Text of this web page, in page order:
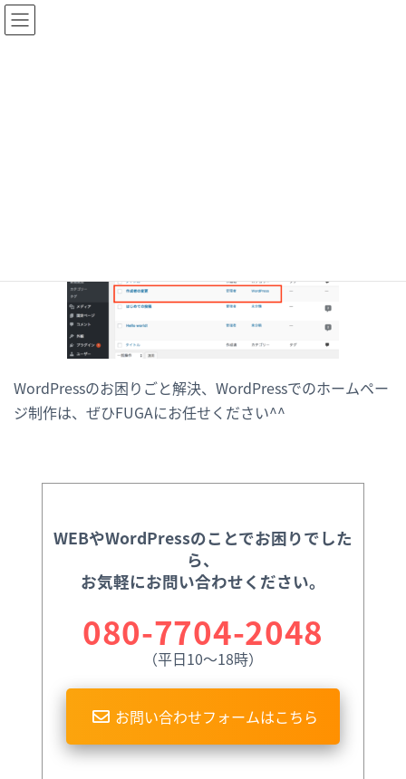
WordPressのお困りごと解決、WordPressでのホームペー
ジ制作は、ぜひFUGAにお任せください^^
WEBやWordPressのことでお困りでした
ら、
お気軽にお問い合わせください。
080-7704-2048
（平日10〜18時）
お問い合わせフォームはこちら